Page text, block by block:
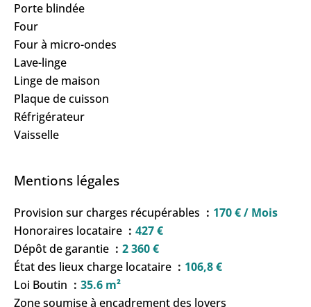
Porte blindée
Four
Four à micro-ondes
Lave-linge
Linge de maison
Plaque de cuisson
Réfrigérateur
Vaisselle
Mentions légales
Provision sur charges récupérables
170 € / Mois
Honoraires locataire
427 €
Dépôt de garantie
2 360 €
État des lieux charge locataire
106,8 €
Loi Boutin
35.6 m²
Zone soumise à encadrement des loyers